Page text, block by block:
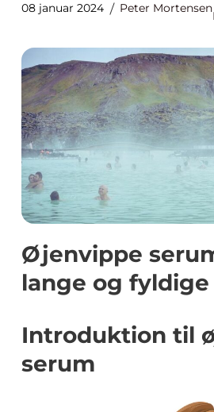
08 januar 2024 Peter Mortensen
Øjenvippe
lange og
Introduktion til
serum